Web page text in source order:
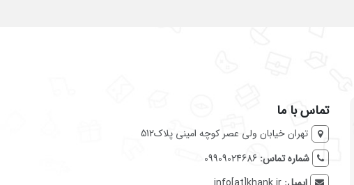
تماس با ما
تهران خیابان ولی عصر کوچه امینی پلاک512
شماره تماس: 09909024686